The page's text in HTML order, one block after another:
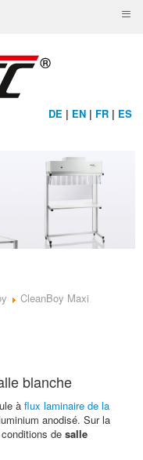
DE | EN | FR | ES
CleanBoy Maxi
blanche
à flux laminaire de la
anodisé. Sur la
de salle
≡